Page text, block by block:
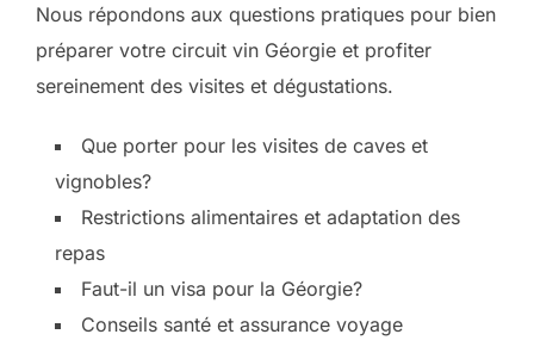
Nous répondons aux questions pratiques pour bien
préparer votre circuit vin Géorgie et profiter
sereinement des visites et dégustations.
Que porter pour les visites de caves et
vignobles?
Restrictions alimentaires et adaptation des
repas
Faut-il un visa pour la Géorgie?
Conseils santé et assurance voyage